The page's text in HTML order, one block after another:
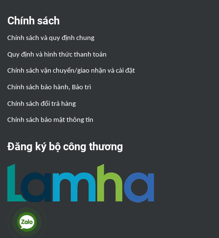
Chính sách
Chính sách và quy định chung
Quy định và hình thức thanh toán
Chính sách vận chuyển/giao nhận và cài đặt
Chính sách bảo hành, Bảo trì
Chính sách đổi trả hàng
Chính sách bảo mật thông tin
Đăng ký bộ công thương